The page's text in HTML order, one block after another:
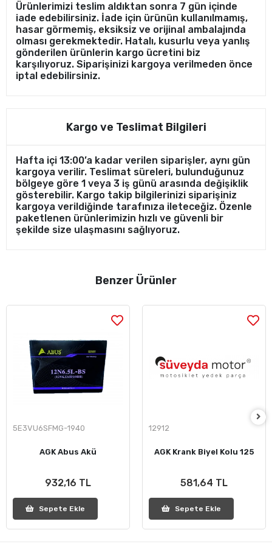
Ürünlerimizi teslim aldıktan sonra 7 gün içinde
iade edebilirsiniz. İade için ürünün kullanılmamış,
hasar görmemiş, eksiksiz ve orijinal ambalajında
olması gerekmektedir. Hatalı, kusurlu veya yanlış
gönderilen ürünlerin kargo ücretini biz
karşılıyoruz. Siparişinizi kargoya verilmeden önce
iptal edebilirsiniz.
Kargo ve Teslimat Bilgileri
Hafta içi 13:00’a kadar verilen siparişler, aynı gün
kargoya verilir. Teslimat süreleri, bulunduğunuz
bölgeye göre 1 veya 3 iş günü arasında değişiklik
gösterebilir. Kargo takip bilgilerinizi siparişiniz
kargoya verildiğinde tarafınıza ileteceğiz. Özenle
paketlenen ürünlerimizin hızlı ve güvenli bir
şekilde size ulaşmasını sağlıyoruz.
Benzer Ürünler
5E3VU6SFMG-1940
AGK Abus Akü
932,16 TL
Sepete Ekle
12912
AGK Krank Biyel Kolu 125
581,64 TL
Sepete Ekle